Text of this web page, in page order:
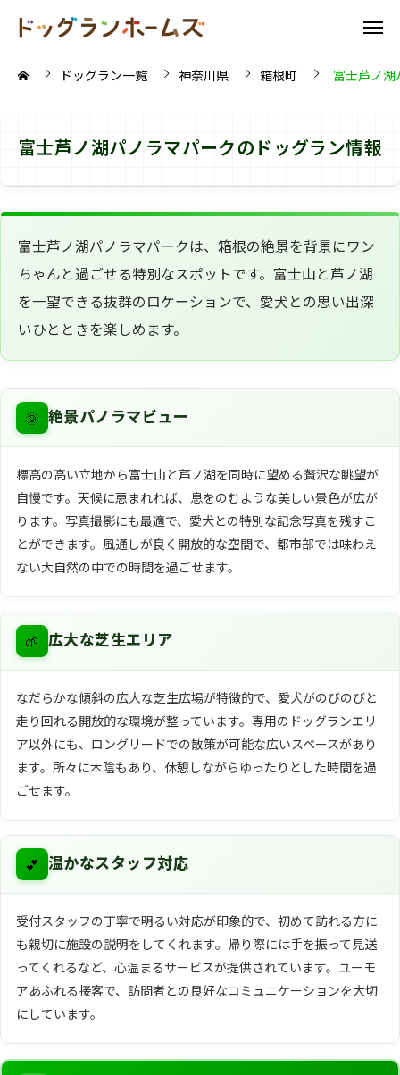
ドッグラン一覧 神奈川県 箱根町 富士芦ノ
富士芦ノ湖パノラマパークのドッグラン情報
富士芦ノ湖パノラマパークは、箱根の絶景を背景にワン
ちゃんと過ごせる特別なスポットです。富士山と芦ノ湖
を一望できる抜群のロケーションで、愛犬との思い出深
いひとときを楽しめます。
🌞 絶景パノラマビュー
標高の高い立地から富士山と芦ノ湖を同時に望める贅沢な眺望が
自慢です。天候に恵まれれば、息をのむような美しい景色が広が
ります。写真撮影にも最適で、愛犬との特別な記念写真を残すこ
とができます。風通しが良く開放的な空間で、都市部では味わえ
ない大自然の中での時間を過ごせます。
🌱 広大な芝生エリア
なだらかな傾斜の広大な芝生広場が特徴的で、愛犬がのびのびと
走り回れる開放的な環境が整っています。専用のドッグランエリ
ア以外にも、ロングリードでの散策が可能な広いスペースがあり
ます。所々に木陰もあり、休憩しながらゆったりとした時間を過
ごせます。
💕 温かなスタッフ対応
受付スタッフの丁寧で明るい対応が印象的で、初めて訪れる方に
も親切に施設の説明をしてくれます。帰り際には手を振って見送
ってくれるなど、心温まるサービスが提供されています。ユーモ
アあふれる接客で、訪問者との良好なコミュニケーションを大切
にしています。